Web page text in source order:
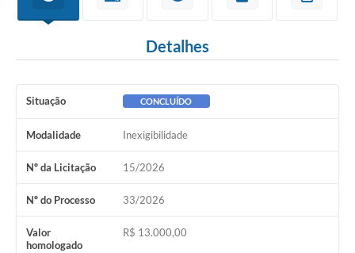
Detalhes
Situação CONCLUÍDO
Modalidade Inexigibilidade
Nº da Licitação 15/2026
Nº do Processo 33/2026
Valor
homologado
R$ 13.000,00